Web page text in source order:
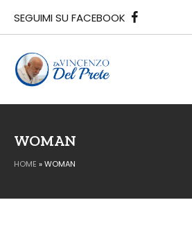
SEGUIMI SU FACEBOOK
WOMAN
HOME »WOMAN